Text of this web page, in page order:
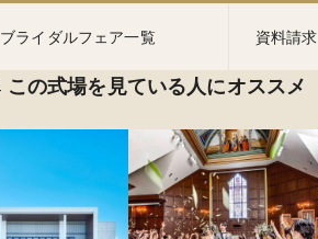
ブライダルフェア一覧 資料請求
この式場を見ている人にオススメ